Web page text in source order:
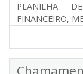
PLANILHA
FINANCEIRO,